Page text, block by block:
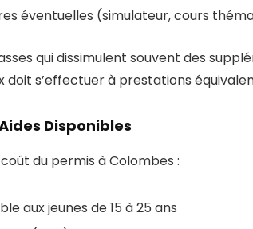
éventuelles (simulateur, cours
qui dissimulent souvent des
doit s’effectuer à prestations
Disponibles
du permis à Colombes :
aux jeunes de 15 à 25 ans